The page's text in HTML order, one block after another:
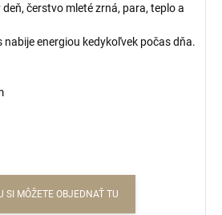
čerstvo mleté ​​zrná, para, teplo a
nabije energiou kedykoľvek počas dňa.
SI MÔŽETE OBJEDNAŤ TU